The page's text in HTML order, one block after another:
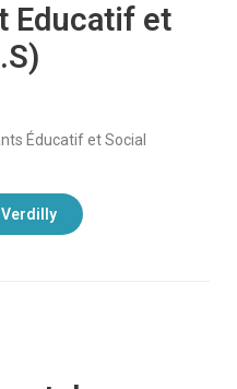
Educatif et
Éducatif et Social
Verdilly